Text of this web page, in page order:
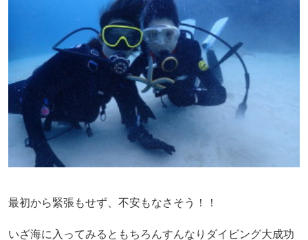
最初から緊張もせず、不安もなさそう！！
いざ海に入ってみるともちろんすんなりダイビング大成功